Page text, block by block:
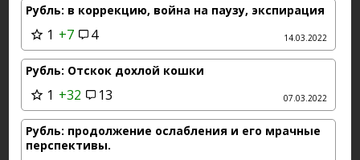
14.03.2022
Рубль: в коррекцию, война на паузу, экспирация
1 +7 4
07.03.2022
Рубль: Отскок дохлой кошки
1 +32 13
Рубль: продолжение ослабления и его мрачные
перспективы.